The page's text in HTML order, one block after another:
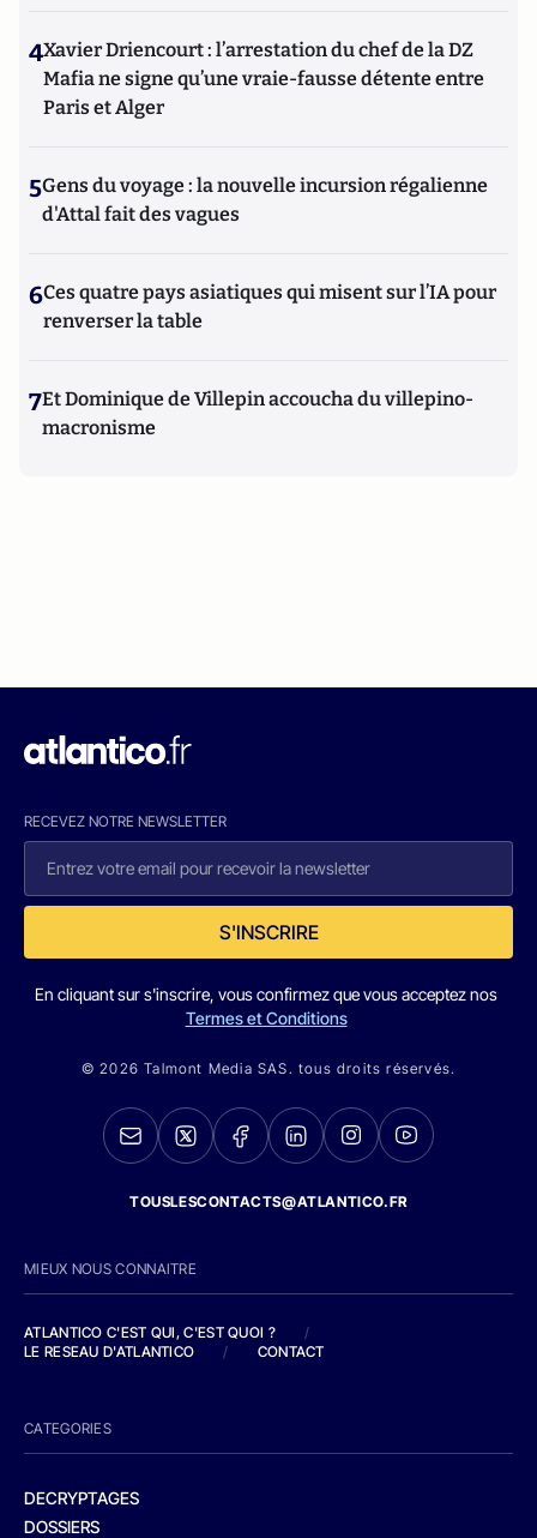
4Xavier Driencourt : l’arrestation du chef de la DZ
Mafia ne signe qu’une vraie-fausse détente entre
Paris et Alger
5Gens du voyage : la nouvelle incursion régalienne
d'Attal fait des vagues
6Ces quatre pays asiatiques qui misent sur l’IA pour
renverser la table
7Et Dominique de Villepin accoucha du villepino-
macronisme
RECEVEZ NOTRE NEWSLETTER
S'INSCRIRE
En cliquant sur s'inscrire, vous confirmez que vous acceptez nos
Termes et Conditions
© 2026 Talmont Media SAS. tous droits réservés.
TOUSLESCONTACTS@ATLANTICO.FR
MIEUX NOUS CONNAITRE
ATLANTICO C'EST QUI, C'EST QUOI ?
/
LE RESEAU D'ATLANTICO
/ CONTACT
CATEGORIES
DECRYPTAGES
DOSSIERS